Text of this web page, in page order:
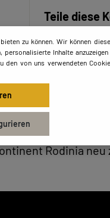
Teile diese
seiner
Rodinia
zu können. Wir können
personalisierte Inhalte
den von uns verwendeten